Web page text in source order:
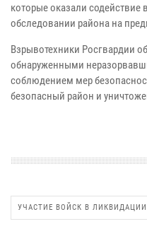
которые оказали содействие
обследовании района на
Взрывотехники Росгвардии
обнаруженными
соблюдением мер
безопасный район и
УЧАСТИЕ ВОЙСК В